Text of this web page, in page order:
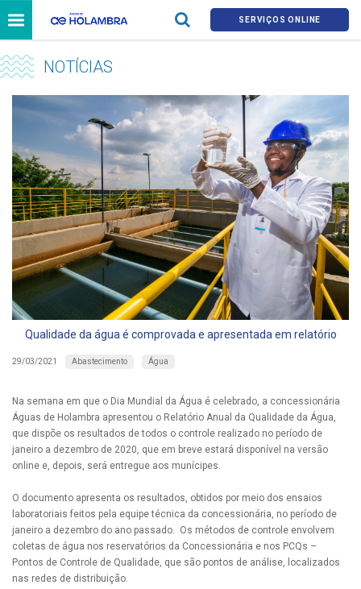
SERVIÇOS ONLINE
NOTÍCIAS
Qualidade da água é comprovada e apresentada em relatório
29/03/2021 Abastecimento Água
Na semana em que o Dia Mundial da Água é celebrado, a concessionária
Águas de Holambra apresentou o Relatório Anual da Qualidade da Água,
que dispõe os resultados de todos o controle realizado no período de
janeiro a dezembro de 2020, que em breve estará disponível na versão
online e, depois, será entregue aos munícipes.
O documento apresenta os resultados, obtidos por meio dos ensaios
laboratoriais feitos pela equipe técnica da concessionária, no período de
janeiro a dezembro do ano passado. Os métodos de controle envolvem
coletas de água nos reservatórios da Concessionária e nos PCQs –
Pontos de Controle de Qualidade, que são pontos de análise, localizados
nas redes de distribuição.